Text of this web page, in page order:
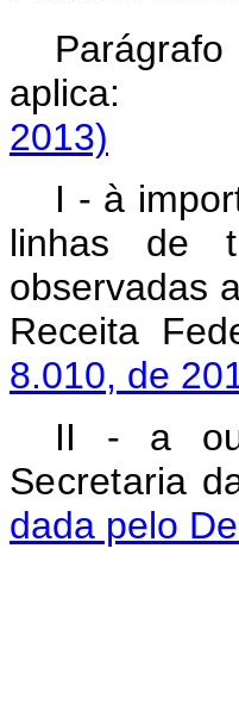
2013)
I - à
linhas de
observadas
Receita
8.010, de
II - a
dada pelo